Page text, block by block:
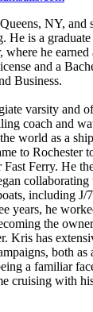
NY, and
He is a
where he
and a
Business.
varsity and
coach and
world as a
to Rochester
Ferry. He
including J/
years, he
the
Kris has
both as
a familiar
cruising with